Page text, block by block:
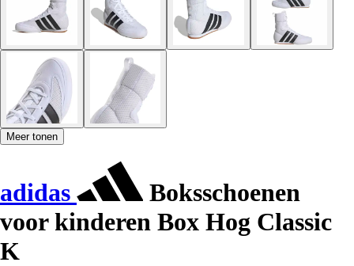
Meer tonen
adidas
Boksschoenen
voor kinderen Box Hog Classic
K